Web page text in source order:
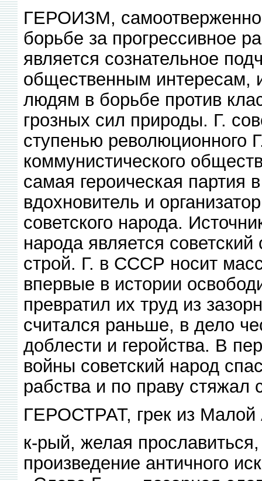
ГЕРОИЗМ,
борьбе за прогрессивное
является сознательное
общественным интересам,
людям в борьбе против
грозных сил природы. Г.
ступенью революционного
коммунистического
самая героическая партия
вдохновитель и
советского народа.
народа является
строй. Г. в СССР носит
впервые в истории
превратил их труд из
считался раньше, в дело
доблести и геройства. В
войны советский народ
рабства и по праву стяжал
ГЕРОСТРАТ, грек из Малой
к-рый, желая
произведение античного